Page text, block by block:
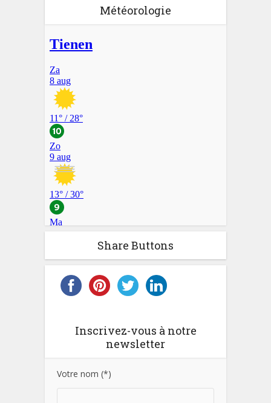
Météorologie
Share Buttons
Inscrivez-vous à notre
newsletter
Votre nom (*)